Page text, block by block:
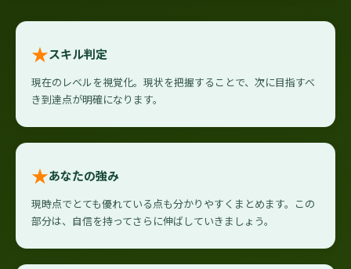
★スキル判定
現在のレベルを視覚化。現状を把握することで、次に目指すべ
き到達点が明確になります。
★あなたの強み
現時点でとても優れている点も分かりやすくまとめます。この
部分は、自信を持ってさらに伸ばしていきましょう。